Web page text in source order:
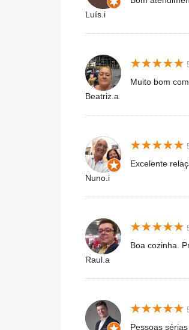
Luís.i
Beatriz.a
★★★★★
★★★★★
Muito bom
Nuno.i
★★★★★
★★★★★
Excelente
Raul.a
★★★★★
★★★★★
Boa cozinha.
★★★★★
★★★★★
Pessoas